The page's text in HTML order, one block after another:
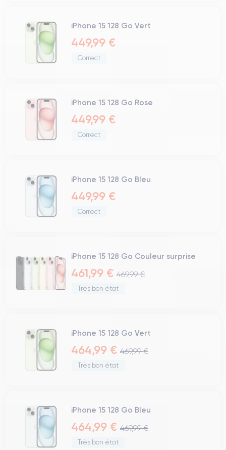
iPhone 15 128 Go Vert
449,99 €
Correct
iPhone 15 128 Go Rose
449,99 €
Correct
iPhone 15 128 Go Bleu
449,99 €
Correct
iPhone 15 128 Go Couleur surprise
461,99 € 469,99 €
Très bon état
iPhone 15 128 Go Vert
464,99 € 469,99 €
Très bon état
iPhone 15 128 Go Bleu
464,99 € 469,99 €
Très bon état